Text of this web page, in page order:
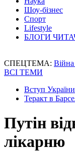
Шоу-бізнес
Спорт
Lifestyle
БЛОГИ
СПЕЦТЕМА: Війна
ВСІ ТЕМИ
Вступ
Теракт в
Путін
лікарню